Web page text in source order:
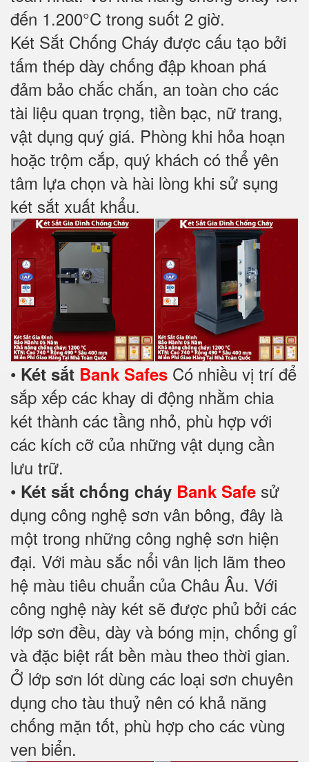
đến 1.200°C trong suốt 2 giờ.
Két Sắt Chống Cháy được cấu tạo bởi
tấm thép dày chống đập khoan phá
đảm bảo chắc chắn, an toàn cho các
tài liệu quan trọng, tiền bạc, nữ trang,
vật dụng quý giá. Phòng khi hỏa hoạn
hoặc trộm cắp, quý khách có thể yên
tâm lựa chọn và hài lòng khi sử sụng
két sắt xuất khẩu.
• Két sắt Bank Safes Có nhiều vị trí để
sắp xếp các khay di động nhằm chia
két thành các tầng nhỏ, phù hợp với
các kích cỡ của những vật dụng cần
lưu trữ.
• Két sắt chống cháy Bank Safe sử
dụng công nghệ sơn vân bông, đây là
một trong những công nghệ sơn hiện
đại. Với màu sắc nổi vân lịch lãm theo
hệ màu tiêu chuẩn của Châu Âu. Với
công nghệ này két sẽ được phủ bởi các
lớp sơn đều, dày và bóng mịn, chống gỉ
và đặc biệt rất bền màu theo thời gian.
Ở lớp sơn lót dùng các loại sơn chuyên
dụng cho tàu thuỷ nên có khả năng
chống mặn tốt, phù hợp cho các vùng
ven biển.